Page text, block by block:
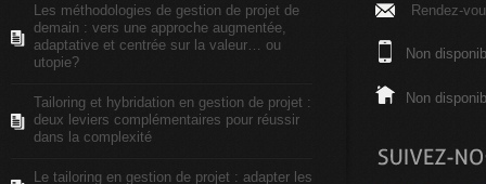
Les méthodologies de gestion de projet de
demain : vers une approche augmentée,
adaptative et centrée sur la valeur… ou
utopie?
Tailoring et hybridation en gestion de projet :
deux leviers complémentaires pour réussir
dans la complexité
Le tailoring en gestion de projet : adapter les
Rendez-
Non
Non